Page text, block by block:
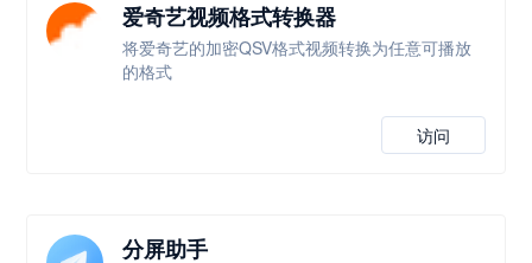
爱奇艺视频格式转换器
将爱奇艺的加密QSV格式视频转换为任意可播放
的格式
访问
分屏助手